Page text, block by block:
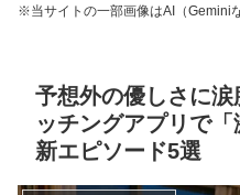
※当サイトの一部画像はAI（Gemini
予想外の優しさに
ッチングアプリで
新エピソード5選